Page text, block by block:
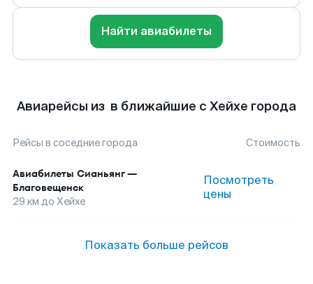
Найти авиабилеты
Авиарейсы из в ближайшие с Хейхе города
Рейсы в соседние города Стоимость
Авиабилеты Сианьянг—
Благовещенск
29 км до Хейхе
Посмотреть
цены
Показать больше рейсов